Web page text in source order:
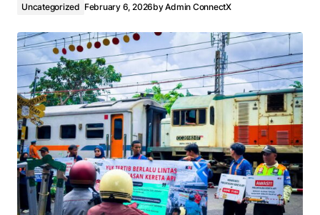
Uncategorized February 6, 2026byAdmin ConnectX